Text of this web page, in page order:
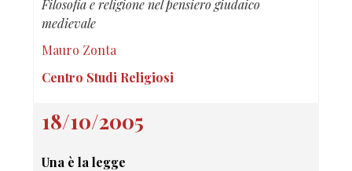
Filosofia e religione nel pensiero giudaico
medievale
Mauro Zonta
Centro Studi Religiosi
18/10/2005
Una è la legge